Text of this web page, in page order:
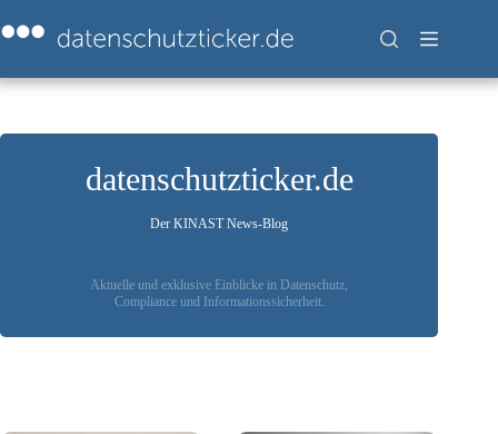
Inhalt
springen
datenschutzticker.de
Der KINAST News-Blog
Aktuelle und exklusive Einblicke in Datenschutz,
Compliance und Informationssicherheit.